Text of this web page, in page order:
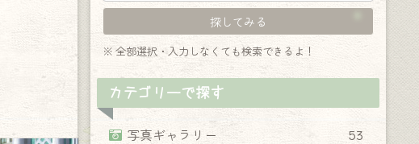
※ 全部選択・入力しなくても検索できるよ！
カテゴリーで探す
写真ギャラリー
53